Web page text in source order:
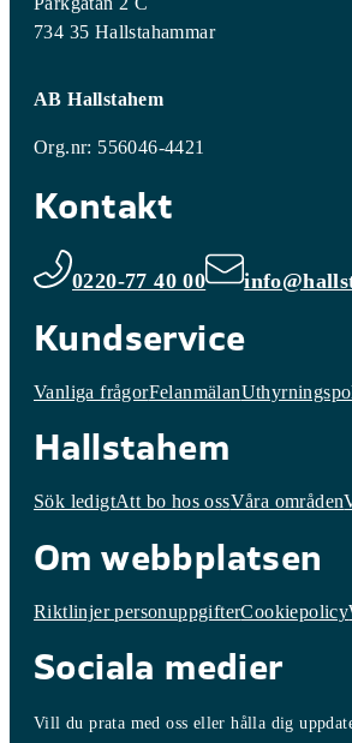
734 35 Hallstahammar
AB Hallstahem
Org.nr: 556046-4421
Kontakt
0220-77 40 00
Kundservice
Vanliga frågorFelanmälan
Hallstahem
Sök ledigtAtt bo hos ossVåra områden
Om webbplatsen
Riktlinjer personuppgifterCookiepolicy
Sociala medier
Vill du prata med oss eller hålla dig